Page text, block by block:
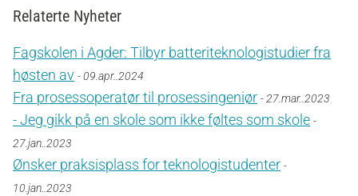
Relaterte Nyheter
Fagskolen i Agder: Tilbyr batteriteknologistudier fra
høsten av - 09.apr..2024
Fra prosessoperatør til prosessingeniør - 27.mar..2023
- Jeg gikk på en skole som ikke føltes som skole -
27.jan..2023
Ønsker praksisplass for teknologistudenter -
10.jan..2023